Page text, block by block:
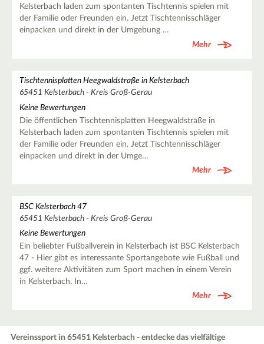
Kelsterbach laden zum spontanten Tischtennis spielen mit
der Familie oder Freunden ein. Jetzt Tischtennisschläger
einpacken und direkt in der Umgebung …
Mehr
Tischtennisplatten Heegwaldstraße in Kelsterbach
65451 Kelsterbach - Kreis Groß-Gerau
Keine Bewertungen
Die öffentlichen Tischtennisplatten Heegwaldstraße in
Kelsterbach laden zum spontanten Tischtennis spielen mit
der Familie oder Freunden ein. Jetzt Tischtennisschläger
einpacken und direkt in der Umge…
Mehr
BSC Kelsterbach 47
65451 Kelsterbach - Kreis Groß-Gerau
Keine Bewertungen
Ein beliebter Fußballverein in Kelsterbach ist BSC Kelsterbach
47 - Hier gibt es interessante Sportangebote wie Fußball und
ggf. weitere Aktivitäten zum Sport machen in einem Verein
in Kelsterbach. In…
Mehr
Vereinssport in 65451 Kelsterbach - entdecke das vielfältige